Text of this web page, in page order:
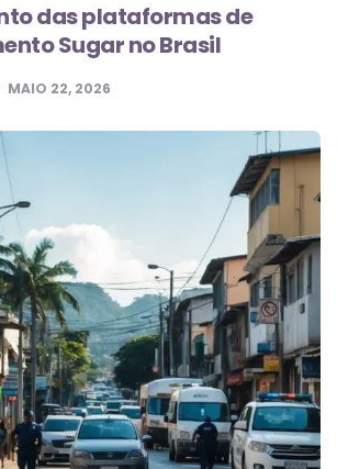
das plataformas de
Sugar no Brasil
MAIO 22, 2026